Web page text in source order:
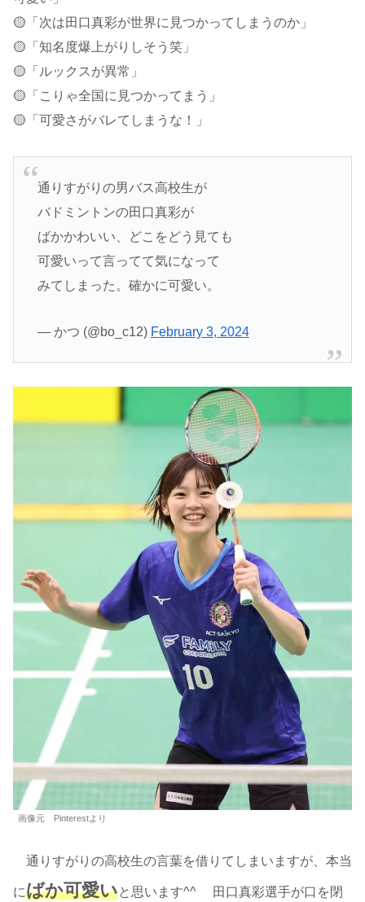
🟡「次は田口真彩が世界に見つかってしまうのか」
🟡「知名度爆上がりしそう笑」
🟡「ルックスが異常」
🟡「こりゃ全国に見つかってまう」
🟡「可愛さがバレてしまうな！」
通りすがりの男バス高校生が
バドミントンの田口真彩が
ばかかわいい、どこをどう見ても
可愛いって言ってて気になって
みてしまった。確かに可愛い。
— かつ (@bo_c12) February 3, 2024
画像元 Pinterestより
通りすがりの高校生の言葉を借りてしまいますが、本当
にばか可愛いと思います^^ 田口真彩選手が口を閉